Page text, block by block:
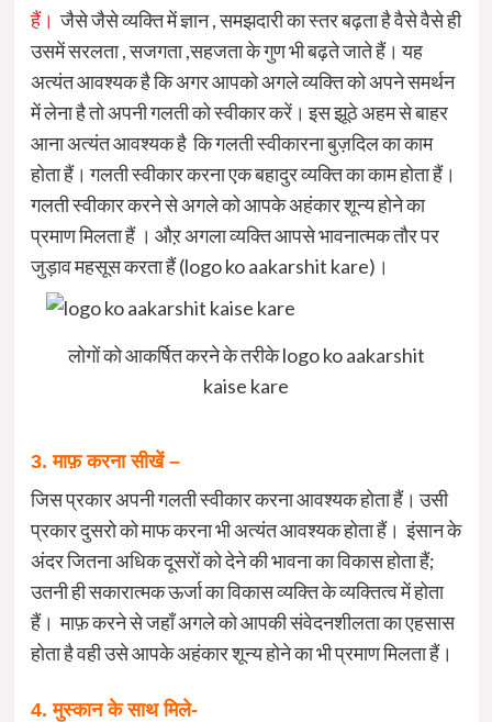
हैं। जैसे जैसे व्यक्ति में ज्ञान , समझदारी का स्तर बढ़ता है वैसे वैसे ही
उसमें सरलता , सजगता ,सहजता के गुण भी बढ़ते जाते हैं। यह
अत्यंत आवश्यक है कि अगर आपको अगले व्यक्ति को अपने समर्थन
में लेना है तो अपनी गलती को स्वीकार करें। इस झूठे अहम से बाहर
आना अत्यंत आवश्यक है कि गलती स्वीकारना बुज़दिल का काम
होता हैं। गलती स्वीकार करना एक बहादुर व्यक्ति का काम होता हैं।
गलती स्वीकार करने से अगले को आपके अहंकार शून्य होने का
प्रमाण मिलता हैं । औऱ अगला व्यक्ति आपसे भावनात्मक तौर पर
जुड़ाव महसूस करता हैं (logo ko aakarshit kare)।
लोगों को आकर्षित करने के तरीके logo ko aakarshit
kaise kare
3. माफ़ करना सीखें –
जिस प्रकार अपनी गलती स्वीकार करना आवश्यक होता हैं। उसी
प्रकार दुसरो को माफ करना भी अत्यंत आवश्यक होता हैं। इंसान के
अंदर जितना अधिक दूसरों को देने की भावना का विकास होता हैं;
उतनी ही सकारात्मक ऊर्जा का विकास व्यक्ति के व्यक्तित्व में होता
हैं। माफ़ करने से जहाँ अगले को आपकी संवेदनशीलता का एहसास
होता है वही उसे आपके अहंकार शून्य होने का भी प्रमाण मिलता हैं।
4. मुस्कान के साथ मिले-